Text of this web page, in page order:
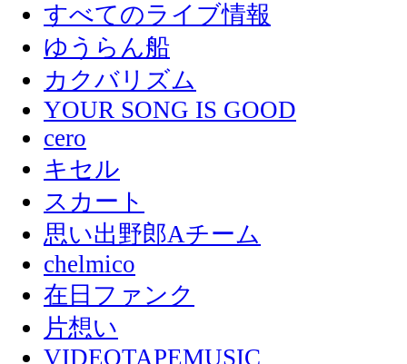
すべてのライブ情報
ゆうらん船
カクバリズム
YOUR SONG IS GOOD
cero
キセル
スカート
思い出野郎Aチーム
chelmico
在日ファンク
片想い
VIDEOTAPEMUSIC